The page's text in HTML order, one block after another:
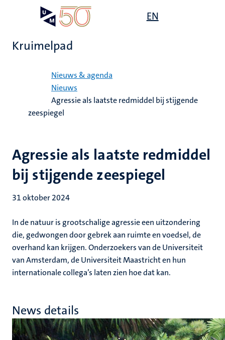
EN
Kruimelpad
Nieuws & agenda
Nieuws
Agressie als laatste redmiddel bij stijgende
zeespiegel
Agressie als laatste redmiddel
bij stijgende zeespiegel
31 oktober 2024
In de natuur is grootschalige agressie een uitzondering
die, gedwongen door gebrek aan ruimte en voedsel, de
overhand kan krijgen. Onderzoekers van de Universiteit
van Amsterdam, de Universiteit Maastricht en hun
internationale collega’s laten zien hoe dat kan.
News details